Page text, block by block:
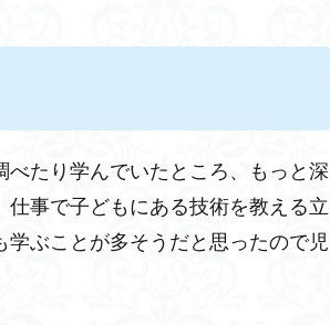
たり学んでいたところ、もっと深
仕事で子どもにある技術を教える立
ぶことが多そうだと思ったので児